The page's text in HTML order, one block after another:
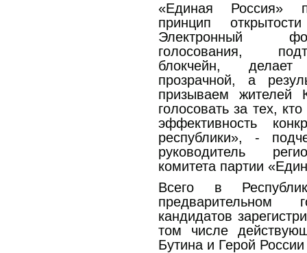
«Единая Россия»
принцип
Электронный
голосования,
блокчейн,
прозрачной, а
призываем жителей
голосовать за тех,
эффективность
республики», -
руководитель
комитета партии
Всего в
предварительном
кандидатов
том числе
Бутина и Герой